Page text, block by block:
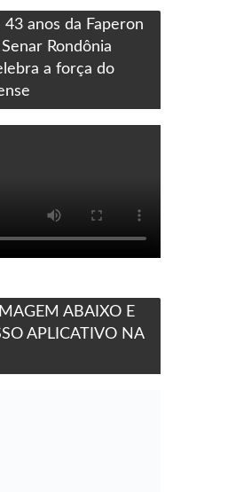
43 anos da Faperon
Rondônia
a força do
ABAIXO E
APLICATIVO NA